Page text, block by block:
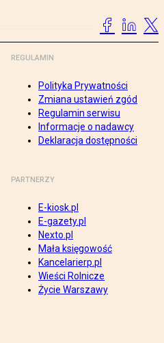
REGULAMIN
Polityka Prywatności
Zmiana ustawień zgód
Regulamin serwisu
Informacje o nadawcy
Deklaracja dostępności
PARTNERZY
E-kiosk.pl
E-gazety.pl
Nexto.pl
Mała księgowość
Kancelarierp.pl
Wieści Rolnicze
Życie Warszawy